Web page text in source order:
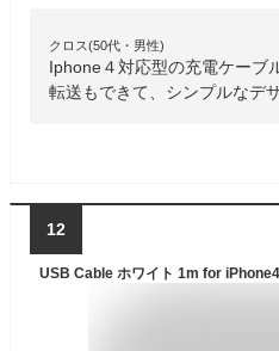
クロス(50代・男性)
Iphone４対応型の充電ケーブ
転送もできて、シンプルなデ
12